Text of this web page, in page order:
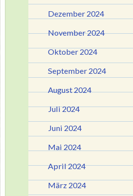
Dezember 2024
November 2024
Oktober 2024
September 2024
August 2024
Juli 2024
Juni 2024
Mai 2024
April 2024
März 2024